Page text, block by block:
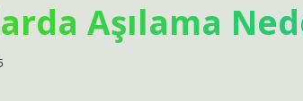
Aşılama